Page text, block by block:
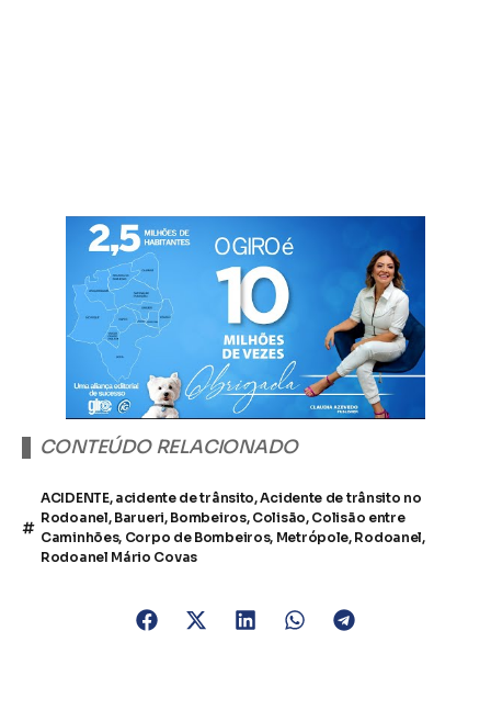
CONTEÚDO RELACIONADO
ACIDENTE, acidente de trânsito,Acidente de trânsito no
Rodoanel, Barueri, Bombeiros, Colisão, Colisão entre
Caminhões, Corpo de Bombeiros, Metrópole, Rodoanel,
Rodoanel Mário Covas